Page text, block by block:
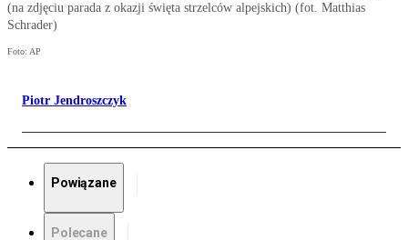
(na zdjęciu parada z okazji święta strzelców alpejskich) (fot. Matthias
Schrader)
Foto: AP
Piotr Jendroszczyk
Powiązane
Polecane